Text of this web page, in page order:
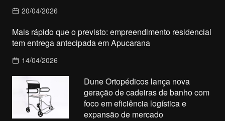
20/04/2026
Mais rápido que o previsto: empreendimento residencial
tem entrega antecipada em Apucarana
14/04/2026
Dune Ortopédicos lança nova
geração de cadeiras de banho com
foco em eficiência logística e
expansão de mercado